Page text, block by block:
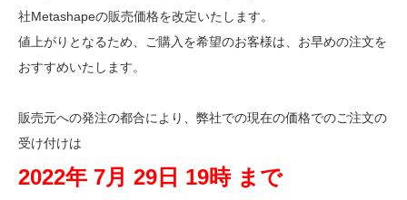
社Metashapeの販売価格を改定いたします。
値上がりとなるため、ご購入を希望のお客様は、お早めの注文を
おすすめいたします。
販売元への発注の都合により、弊社での現在の価格でのご注文の
受け付けは
2022年 7月 29日 19時 まで